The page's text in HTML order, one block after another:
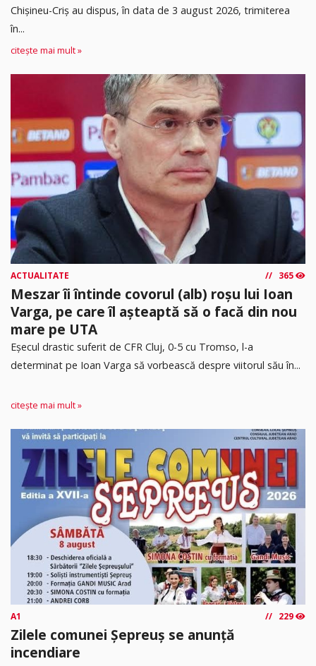
Chișineu-Criș au dispus, în data de 3 august 2026, trimiterea
în...
citește mai mult »
ACTUALITATE 365
Meszar îi întinde covorul (alb) roșu lui Ioan
Varga, pe care îl așteaptă să o facă din nou
mare pe UTA
Eșecul drastic suferit de CFR Cluj, 0-5 cu Tromso, l-a
determinat pe Ioan Varga să vorbească despre viitorul său în...
citește mai mult »
A1 229
Zilele comunei Șepreuș se anunță
incendiare